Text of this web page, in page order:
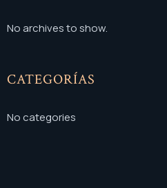
No archives to show.
CATEGORÍAS
No categories